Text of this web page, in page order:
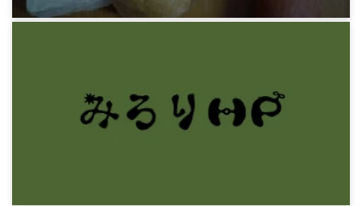
サンドイッチとオマケ